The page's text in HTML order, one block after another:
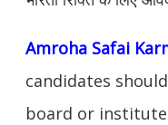
Amroha Safai
candidates
board or